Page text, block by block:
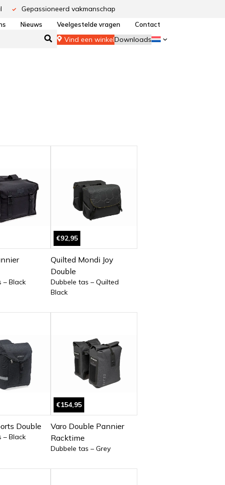
Gepassioneerd vakmanschap
Nieuws Veelgestelde vragen Contact
Vind een winkelDownloads
– Black
€92,95
Quilted Mondi Joy
Double
Dubbele tas – Quilted
Black
Double
– Black
€154,95
Varo Double Pannier
Racktime
Dubbele tas – Grey